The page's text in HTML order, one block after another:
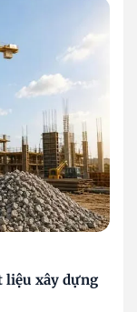
liệu xây dựng